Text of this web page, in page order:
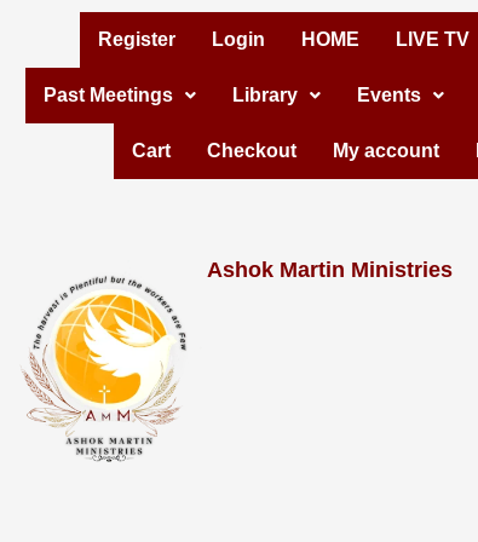
content
Register Login HOME LIVE TV
Past Meetings Library Events
Cart Checkout My account
Ashok Martin Ministries